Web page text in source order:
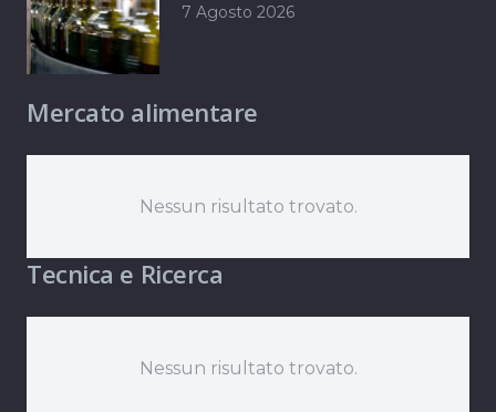
7 Agosto 2026
Mercato alimentare
Nessun risultato trovato.
Tecnica e Ricerca
Nessun risultato trovato.